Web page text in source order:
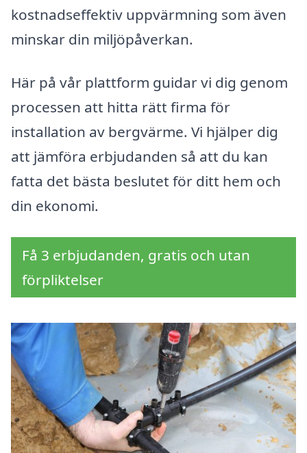
kostnadseffektiv uppvärmning som även
minskar din miljöpåverkan.
Här på vår plattform guidar vi dig genom
processen att hitta rätt firma för
installation av bergvärme. Vi hjälper dig
att jämföra erbjudanden så att du kan
fatta det bästa beslutet för ditt hem och
din ekonomi.
Få 3 erbjudanden, gratis och utan
förpliktelser